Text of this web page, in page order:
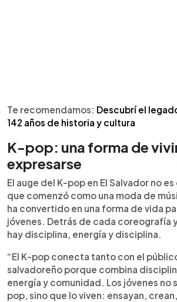
Te recomendamos: Descubrí el
142 años de historia y cultura
K-pop: una forma de
expresarse
El auge del K-pop en El Salvador no
que comenzó como una moda de
ha convertido en una forma de vida
jóvenes. Detrás de cada coreografía
hay disciplina, energía y disciplina.
“El K-pop conecta tanto con el
salvadoreño porque combina
energía y comunidad. Los jóvenes no
pop, sino que lo viven: ensayan,